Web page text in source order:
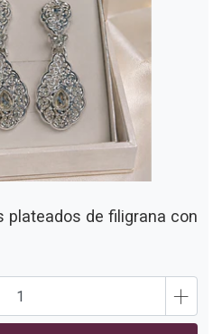
plateados de filigrana con
+